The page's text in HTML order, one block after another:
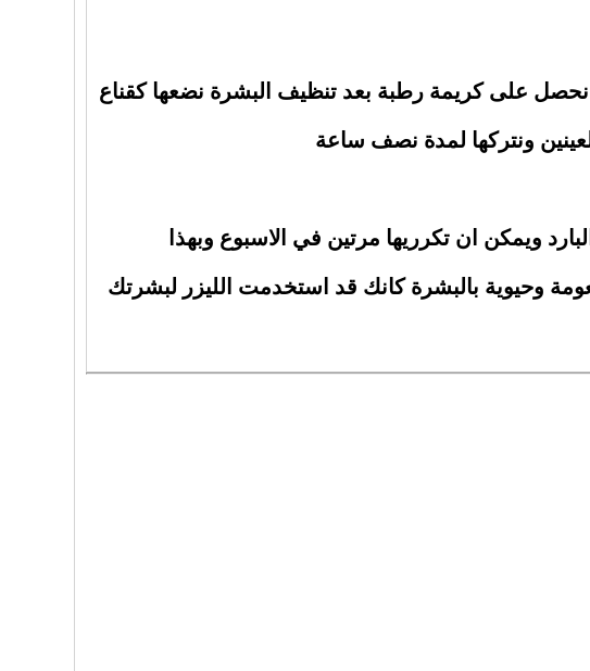
على كريمة رطبة بعد تنظيف البشرة نضعها كقناع
ونتركها لمدة نصف ساعة
ويمكن ان تكرريها مرتين في الاسبوع وبهذا
وحيوية بالبشرة كانك قد استخدمت الليزر لبشرتك